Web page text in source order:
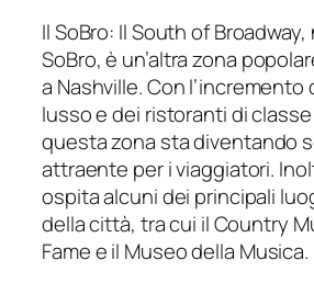
Il SoBro: Il South of
SoBro, è un’altra zona
a Nashville. Con
lusso e dei ristoranti di
questa zona sta diventando
attraente per i viaggiatori.
ospita alcuni dei principali
della città, tra cui il Country
Fame e il Museo della Musica.